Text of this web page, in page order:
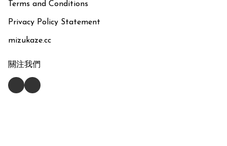
Terms and Conditions
Privacy Policy Statement
mizukaze.cc
關注我們